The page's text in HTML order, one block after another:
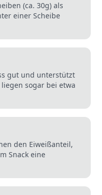
(ca. 30g) als
einer Scheibe
gut und unterstützt
sogar bei etwa
den Eiweißanteil,
Snack eine